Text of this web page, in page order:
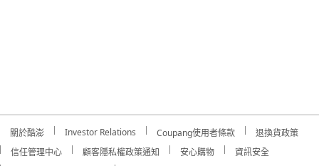
關於酷澎 Investor Relations Coupang使用者條款
退換貨政策
信任管理中心
顧客隱私權政策通知 安心購物
資訊安全